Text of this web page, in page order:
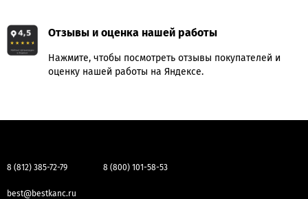
Отзывы и оценка нашей работы
Нажмите, чтобы посмотреть отзывы покупателей и
оценку нашей работы на Яндексе.
8 (812) 385-72-79 8 (800) 101-58-53
best@bestkanc.ru